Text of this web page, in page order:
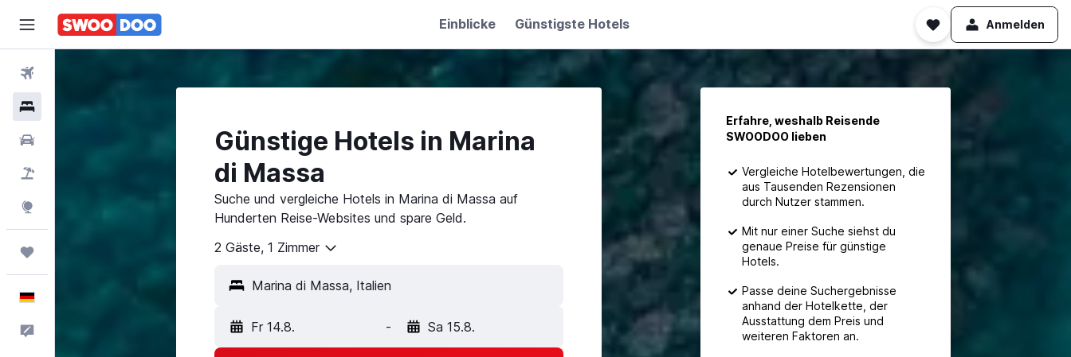
Einblicke Günstigste Hotels Anmelden
Hotels
Günstige Hotels in Marina
di Massa
Suche und vergleiche Hotels in Marina di Massa auf
Hunderten Reise-Websites und spare Geld.
2 Gäste, 1 Zimmer
Marina di Massa, Italien
Fr 14.8. - Sa 15.8.
Erfahre, weshalb Reisende
SWOODOO lieben
Vergleiche Hotelbewertungen, die
aus Tausenden Rezensionen
durch Nutzer stammen.
Mit nur einer Suche siehst du
genaue Preise für günstige
Hotels.
Passe deine Suchergebnisse
anhand der Hotelkette, der
Ausstattung dem Preis und
weiteren Faktoren an.